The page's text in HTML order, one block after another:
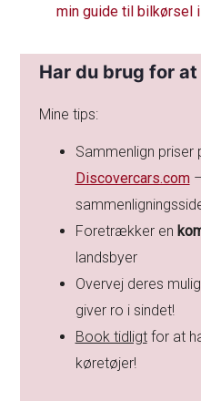
min guide til bilkørsel
Har du brug for
Mine tips:
Sammenlign priser
Discovercars.com
Foretrækker en
landsbyer
Overvej deres
giver ro i sindet!
Book tidligtfor at
køretøjer!